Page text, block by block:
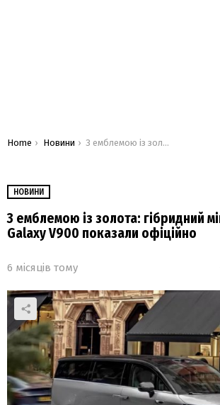
You are here:
Home Новини З емблемою із золота: гібридний мінівен Geely Galaxy V900 показали офіційно
НОВИНИ
З емблемою із золота: гібридний
Galaxy V900 показали офіційно
6 місяців тому